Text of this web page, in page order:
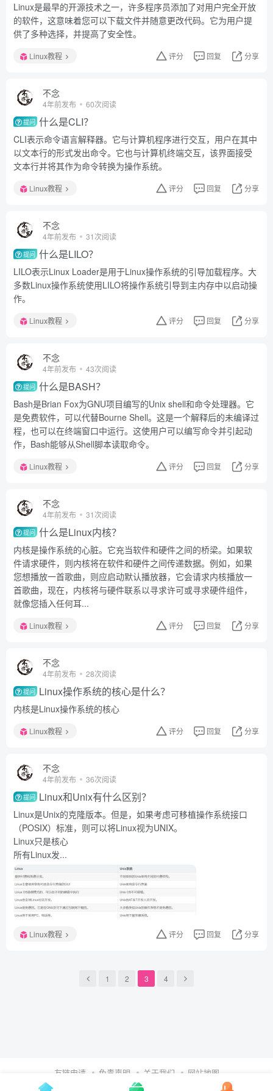
Linux是最早的开源技术之一，许多程序员添加了对用户完全开放
的软件，这意味着您可以下载文件并随意更改代码。它为用户提
供了多种选择，并提高了安全性。
Linux教程 评分 回复 分享
不念
4年前发布 60次阅读
提问 什么是CLI？
CLI表示命令语言解释器。它与计算机程序进行交互，用户在其中
以文本行的形式发出命令。它也与计算机终端交互，该界面接受
文本行并将其作为命令转换为操作系统。
Linux教程 评分 回复 分享
不念
4年前发布 31次阅读
提问 什么是LILO？
LILO表示Linux Loader是用于Linux操作系统的引导加载程序。大
多数Linux操作系统使用LILO将操作系统引导到主内存中以启动操
作。
Linux教程 评分 回复 分享
不念
4年前发布 43次阅读
提问 什么是BASH？
Bash是Brian Fox为GNU项目编写的Unix shell和命令处理器。它
是免费软件，可以代替Bourne Shell。这是一个解释后的未编译过
程，也可以在终端窗口中运行。这使用户可以编写命令并引起动
作，Bash能够从Shell脚本读取命令。
Linux教程 评分 回复 分享
不念
4年前发布 31次阅读
提问 什么是Linux内核？
内核是操作系统的心脏。它充当软件和硬件之间的桥梁。如果软
件请求硬件，则内核将在软件和硬件之间传递数据。例如，如果
您想播放一首歌曲，则应启动默认播放器，它会请求内核播放一
首歌曲，现在，内核将与硬件联系以寻求许可或寻求硬件组件，
就像您插入任何耳...
Linux教程 评分 回复 分享
不念
4年前发布 28次阅读
提问 Linux操作系统的核心是什么？
内核是Linux操作系统的核心
Linux教程 评分 回复 分享
不念
4年前发布 36次阅读
提问 Linux和Unix有什么区别？
Linux是Unix的克隆版本。但是，如果考虑可移植操作系统接口
（POSIX）标准，则可以将Linux视为UNIX。
Linux只是核心
所有Linux发...
Linux教程 评分 回复 分享
1 2 3 4
友链申请 免责声明 关于我们 网站地图